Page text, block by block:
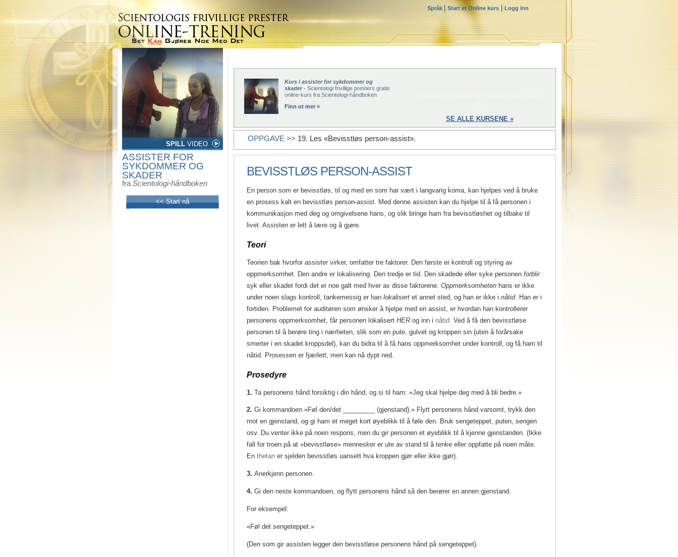
Språk Start et Online kurs Logg inn
SPILL VIDEO
ASSISTER FOR
SYKDOMMER OG
SKADER
fra Scientologi-håndboken
<< Start nå
Kurs i assister for sykdommer og
skader- Scientologi frivillige presters gratis
online-kurs fra Scientologi-håndboken
Finn ut mer »
SE ALLE KURSENE »
OPPGAVE >> 19. Les «Bevisstløs person-assist».
BEVISSTLØS PERSON-ASSIST
En person som er bevisstløs, til og med en som har vært i langvarig koma, kan hjelpes ved å bruke
en prosess kalt en bevisstløs person-assist. Med denne assisten kan du hjelpe til å få personen i
kommunikasjon med deg og omgivelsene hans, og slik bringe ham fra bevisstløshet og tilbake til
livet. Assisten er lett å lære og å gjøre.
Teori
Teorien bak hvorfor assister virker, omfatter tre faktorer. Den første er kontroll og styring av
oppmerksomhet. Den andre er lokalisering. Den tredje er tid. Den skadede eller syke personen forblir
syk eller skadet fordi det er noe galt med hver av disse faktorene. Oppmerksomheten hans er ikke
under noen slags kontroll, tankemessig er han lokalisert et annet sted, og han er ikke i nåtid. Han er i
fortiden. Problemet for auditøren som ønsker å hjelpe med en assist, er hvordan han kontrollerer
personens oppmerksomhet, får personen lokalisert HER og inn i nåtid Ved å få den bevisstløse
personen til å berøre ting i nærheten, slik som en pute, gulvet og kroppen sin (uten å forårsake
smerter i en skadet kroppsdel), kan du bidra til å få hans oppmerksomhet under kontroll, og få ham til
nåtid. Prosessen er fjærlett, men kan nå dypt ned.
Prosedyre
1. Ta personens hånd forsiktig i din hånd, og si til ham: «Jeg skal hjelpe deg med å bli bedre.»
2. Gi kommandoen «Føl den/det _________ (gjenstand).» Flytt personens hånd varsomt, trykk den
mot en gjenstand, og gi ham et meget kort øyeblikk til å føle den. Bruk sengeteppet, puten, sengen
osv. Du venter ikke på noen respons, men du gir personen et øyeblikk til å kjenne gjenstanden. (Ikke
fall for troen på at «bevisstløse» mennesker er ute av stand til å tenke eller oppfatte på noen måte.
En thetan er sjelden bevisstløs uansett hva kroppen gjør eller ikke gjør).
3. Anerkjenn personen.
4. Gi den neste kommandoen, og flytt personens hånd så den berører en annen gjenstand.
For eksempel:
«Føl det sengeteppet.»
(Den som gir assisten legger den bevisstløse personens hånd på sengeteppet).